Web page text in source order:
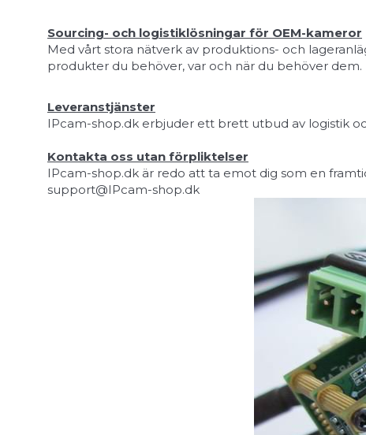
Sourcing- och logistiklösningar för OEM-kameror
Med vårt stora nätverk av produktions- och
produkter du behöver, var och när du behöver dem.
Leveranstjänster
IPcam-shop.dk erbjuder ett brett utbud av logistik
Kontakta oss utan förpliktelser
IPcam-shop.dk är redo att ta emot dig som en
support@IPcam-shop.dk